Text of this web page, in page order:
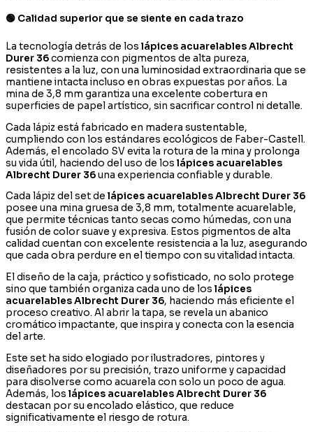
🟢 Calidad superior que se siente en cada trazo
La tecnología detrás de los lápices acuarelables Albrecht
Durer 36comienza con pigmentos de alta pureza,
resistentes a la luz, con una luminosidad extraordinaria que se
mantiene intacta incluso en obras expuestas por años. La
mina de 3,8 mm garantiza una excelente cobertura en
superficies de papel artístico, sin sacrificar control ni detalle.
Cada lápiz está fabricado en madera sustentable,
cumpliendo con los estándares ecológicos de Faber-Castell.
Además, el encolado SV evita la rotura de la mina y prolonga
su vida útil, haciendo del uso de los lápices acuarelables
Albrecht Durer 36una experiencia confiable y durable.
Cada lápiz del set de lápices acuarelables Albrecht Durer 36
posee una mina gruesa de 3,8 mm, totalmente acuarelable,
que permite técnicas tanto secas como húmedas, con una
fusión de color suave y expresiva. Estos pigmentos de alta
calidad cuentan con excelente resistencia a la luz, asegurando
que cada obra perdure en el tiempo con su vitalidad intacta.
El diseño de la caja, práctico y sofisticado, no solo protege
sino que también organiza cada uno de los lápices
acuarelables Albrecht Durer 36, haciendo más eficiente el
proceso creativo. Al abrir la tapa, se revela un abanico
cromático impactante, que inspira y conecta con la esencia
del arte.
Este set ha sido elogiado por ilustradores, pintores y
diseñadores por su precisión, trazo uniforme y capacidad
para disolverse como acuarela con solo un poco de agua.
Además, los lápices acuarelables Albrecht Durer 36
destacan por su encolado elástico, que reduce
significativamente el riesgo de rotura.